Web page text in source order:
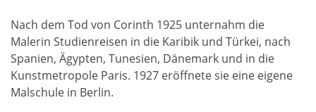
Nach dem Tod von Corinth 1925 unternahm die
Malerin Studienreisen in die Karibik und Türkei, nach
Spanien, Ägypten, Tunesien, Dänemark und in die
Kunstmetropole Paris. 1927 eröffnete sie eine eigene
Malschule in Berlin.